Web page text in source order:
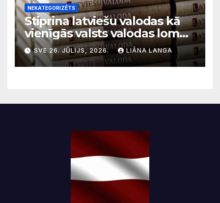
NEKATEGORIZĒTS
Stiprina latviešu valodas kā
vienīgās valsts valodas lomu
sabiedriskajos medijos
SVE 26. JŪLIJS, 2026. LIĀNA LANGA